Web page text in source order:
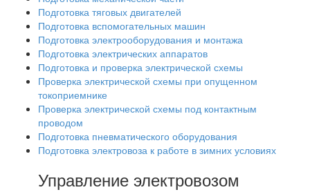
Подготовка тяговых двигателей
Подготовка вспомогательных машин
Подготовка электрооборудования и монтажа
Подготовка электрических аппаратов
Подготовка и проверка электрической схемы
Проверка электрической схемы при опущенном
токоприемнике
Проверка электрической схемы под контактным
проводом
Подготовка пневматического оборудования
Подготовка электровоза к работе в зимних условиях
Управление электровозом